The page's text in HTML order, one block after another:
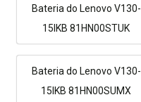
Bateria do Lenovo V130-
15IKB 81HN00STUK
Bateria do Lenovo V130-
15IKB 81HN00SUMX